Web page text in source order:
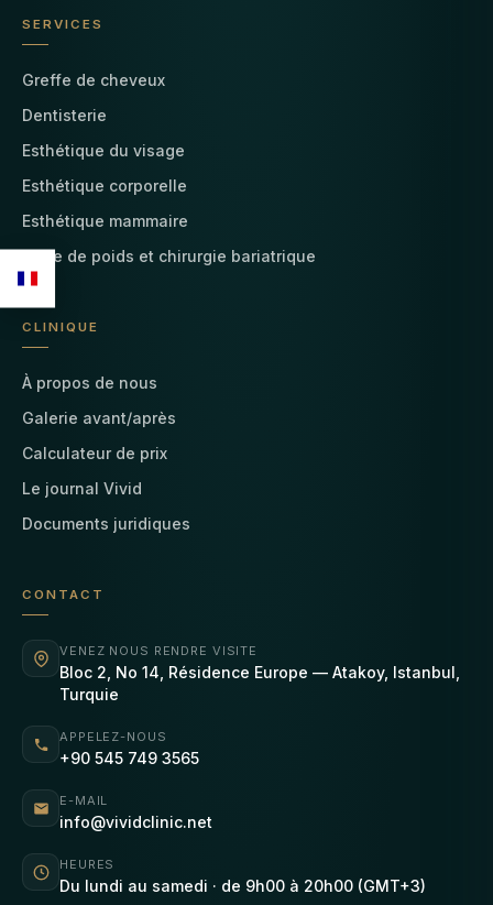
SERVICES
Greffe de cheveux
Dentisterie
Esthétique du visage
Esthétique corporelle
Esthétique mammaire
Perte de poids et chirurgie bariatrique
CLINIQUE
À propos de nous
Galerie avant/après
Calculateur de prix
Le journal Vivid
Documents juridiques
CONTACT
VENEZ NOUS RENDRE VISITE
Bloc 2, No 14, Résidence Europe — Atakoy, Istanbul,
Turquie
APPELEZ-NOUS
+90 545 749 3565
E-MAIL
info@vividclinic.net
HEURES
Du lundi au samedi · de 9h00 à 20h00 (GMT+3)